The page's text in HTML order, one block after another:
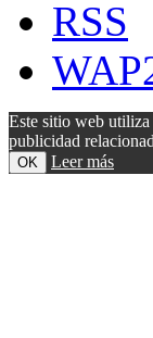
RSS
Este sitio web utiliza
publicidad
OK Leer más